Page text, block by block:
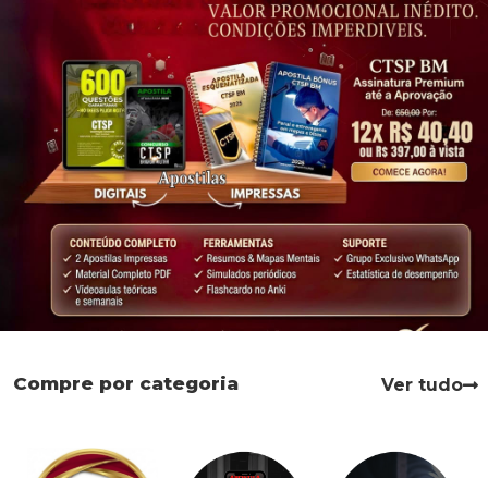
Compre por categoria Ver tudo